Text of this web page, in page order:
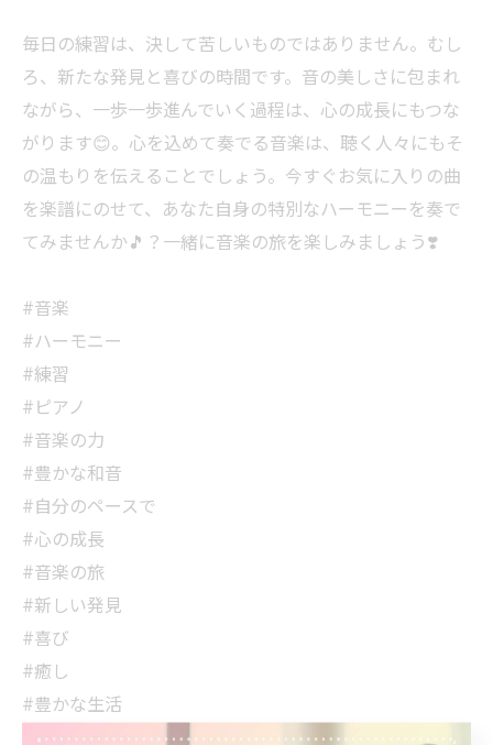
毎日の練習は、決して苦しいものではありません。むし
ろ、新たな発見と喜びの時間です。音の美しさに包まれ
ながら、一歩一歩進んでいく過程は、心の成長にもつな
がります😊。心を込めて奏でる音楽は、聴く人々にもそ
の温もりを伝えることでしょう。今すぐお気に入りの曲
を楽譜にのせて、あなた自身の特別なハーモニーを奏で
てみませんか🎵？一緒に音楽の旅を楽しみましょう❣️
#音楽
#ハーモニー
#練習
#ピアノ
#音楽の力
#豊かな和音
#自分のペースで
#心の成長
#音楽の旅
#新しい発見
#喜び
#癒し
#豊かな生活